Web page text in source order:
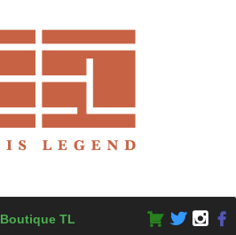
Boutique TL